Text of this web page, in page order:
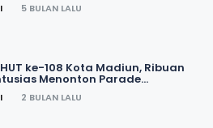
5 BULAN LALU
ke-108 Kota Madiun, Ribuan
Menonton Parade
2 BULAN LALU